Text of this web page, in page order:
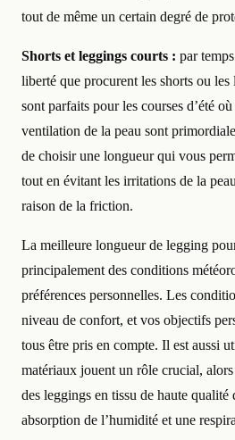
tout de même un certain degré de
Shorts et leggings courts : par
liberté que procurent les shorts ou
sont parfaits pour les courses d’été
ventilation de la peau sont
de choisir une longueur qui vous
tout en évitant les irritations de la
raison de la friction.
La meilleure longueur de legging
principalement des conditions
préférences personnelles. Les
niveau de confort, et vos objectifs
tous être pris en compte. Il est aussi
matériaux jouent un rôle crucial,
des leggings en tissu de haute
absorption de l’humidité et une